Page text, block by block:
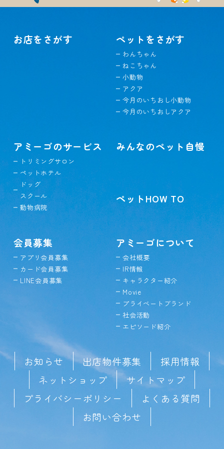
お店をさがす ペットをさがす
わんちゃん
ねこちゃん
小動物
アクア
今月のいちおし小動物
今月のいちおしアクア
アミーゴのサービス
トリミングサロン
ペットホテル
ドッグ
スクール
動物病院
みんなのペット自慢
ペットHOW TO
会員募集
アプリ会員募集
カード会員募集
LINE会員募集
アミーゴについて
会社概要
IR情報
キャラクター紹介
Movie
プライベートブランド
社会活動
エピソード紹介
お知らせ 出店物件募集
採用情報
ネットショップ
サイトマップ
プライバシーポリシー
よくある質問
お問い合わせ